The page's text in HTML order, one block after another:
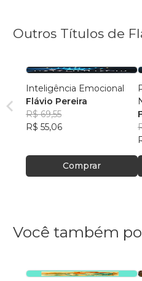
Outros Títulos de
Inteligência Emocional
Flávio Pereira
R$ 69,55
R$ 55,06
Comprar
Você também